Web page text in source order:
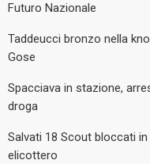
Futuro Nazionale
Taddeucci bronzo nella
Gose
Spacciava in stazione,
droga
Salvati 18 Scout bloccati
elicottero